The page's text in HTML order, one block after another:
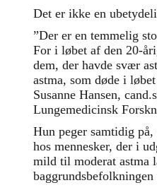
Det er ikke en
”Der er en temmelig
For i løbet af den 20-
dem, der havde svær
astma, som døde i
Susanne Hansen,
Lungemedicinsk
Hun peger samtidig
hos mennesker, der i
mild til moderat astma